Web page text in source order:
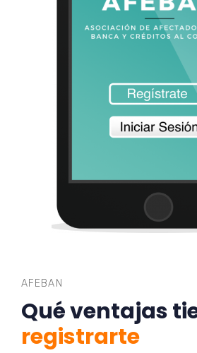
AFEBAN
Qué ventajas
registrarte